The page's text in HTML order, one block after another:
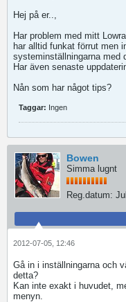
Hej på er..,
Har problem med mitt
har alltid funkat förrut men
systeminställningarna med
Har även senaste
Nån som har något tips?
Taggar: Ingen
Bowen
Simma lugnt
Reg.datum:
2012-07-05, 12:46
Gå in i inställningarna och
detta?
Kan inte exakt i huvudet,
menyn.